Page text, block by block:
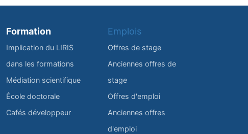
Formation
Implication du LIRIS
dans les formations
Médiation scientifique
École doctorale
Cafés développeur
Emplois
Offres de stage
Anciennes offres de
stage
Offres d'emploi
Anciennes offres
d'emploi